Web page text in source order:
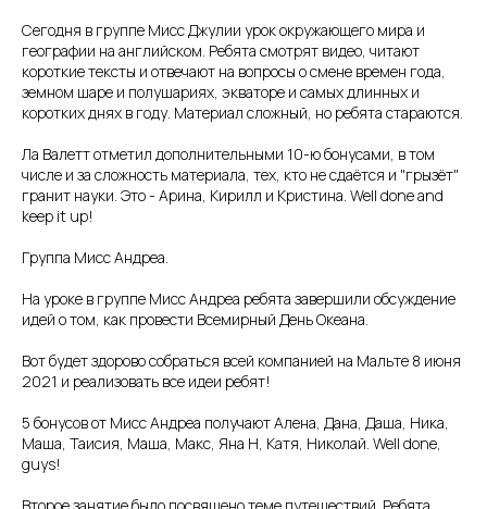
Сегодня в группе Мисс Джулии урок окружающего мира и
географии на английском. Ребята смотрят видео, читают
короткие тексты и отвечают на вопросы о смене времен года,
земном шаре и полушариях, экваторе и самых длинных и
коротких днях в году. Материал сложный, но ребята стараются.
Ла Валетт отметил дополнительными 10-ю бонусами, в том
числе и за сложность материала, тех, кто не сдаётся и "грызёт"
гранит науки. Это - Арина, Кирилл и Кристина. Well done and
keep it up!
Группа Мисс Андреа.
На уроке в группе Мисс Андреа ребята завершили обсуждение
идей о том, как провести Всемирный День Океана.
Вот будет здорово собраться всей компанией на Мальте 8 июня
2021 и реализовать все идеи ребят!
5 бонусов от Мисс Андреа получают Алена, Дана, Даша, Ника,
Маша, Таисия, Маша, Макс, Яна Н, Катя, Николай. Well done,
guys!
Второе занятие было посвящено теме путешествий. Ребята